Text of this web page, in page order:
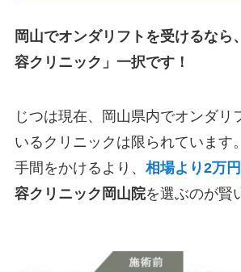
岡山でオンダリフトを受けるなら
容クリニック」一択です！
じつは現在、岡山県内でオンダリ
いるクリニックは限られています
手間をかけるより、 相場より2万
容クリニック岡山院を選ぶのが賢